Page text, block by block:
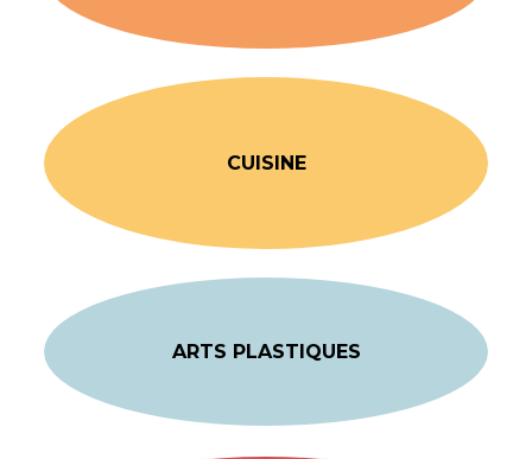
CUISINE
ARTS PLASTIQUES